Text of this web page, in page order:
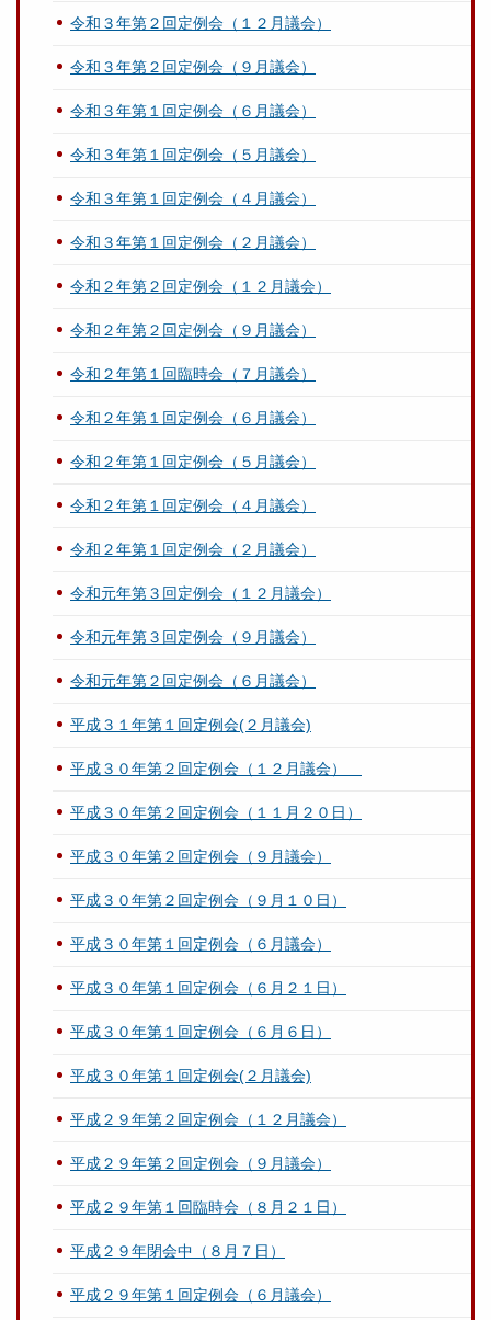
令和３年第２回定例会（１２月議会）
令和３年第２回定例会（９月議会）
令和３年第１回定例会（６月議会）
令和３年第１回定例会（５月議会）
令和３年第１回定例会（４月議会）
令和３年第１回定例会（２月議会）
令和２年第２回定例会（１２月議会）
令和２年第２回定例会（９月議会）
令和２年第１回臨時会（７月議会）
令和２年第１回定例会（６月議会）
令和２年第１回定例会（５月議会）
令和２年第１回定例会（４月議会）
令和２年第１回定例会（２月議会）
令和元年第３回定例会（１２月議会）
令和元年第３回定例会（９月議会）
令和元年第２回定例会（６月議会）
平成３１年第１回定例会(２月議会)
平成３０年第２回定例会（１２月議会）
平成３０年第２回定例会（１１月２０日）
平成３０年第２回定例会（９月議会）
平成３０年第２回定例会（９月１０日）
平成３０年第１回定例会（６月議会）
平成３０年第１回定例会（６月２１日）
平成３０年第１回定例会（６月６日）
平成３０年第１回定例会(２月議会)
平成２９年第２回定例会（１２月議会）
平成２９年第２回定例会（９月議会）
平成２９年第１回臨時会（８月２１日）
平成２９年閉会中（８月７日）
平成２９年第１回定例会（６月議会）